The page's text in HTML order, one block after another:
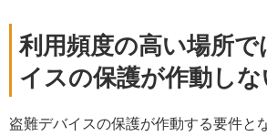
利用頻度の高い場所
イスの保護が作動し
盗難デバイスの保護が作動する要件と